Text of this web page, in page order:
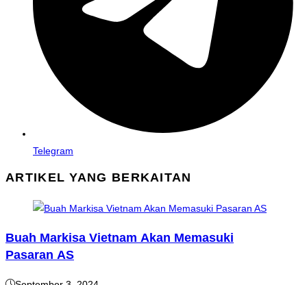
Telegram
ARTIKEL YANG BERKAITAN
Buah Markisa Vietnam Akan Memasuki
Pasaran AS